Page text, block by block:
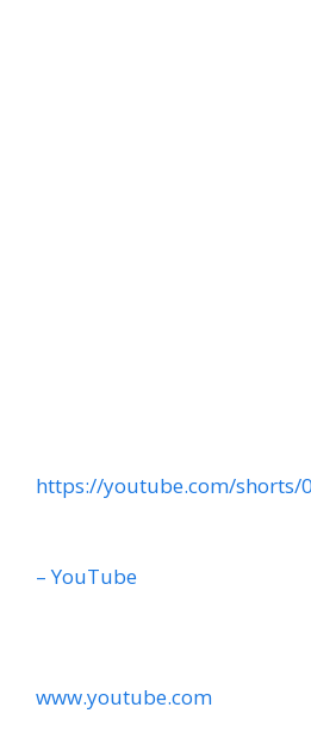
https://youtube.com/shorts/
– YouTube
www.youtube.com